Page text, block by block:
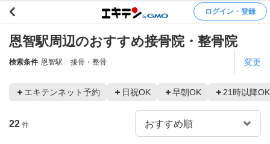
ログイン・登録
恩智駅周辺のおすすめ接骨院・整骨院
検索条件 恩智駅 接骨・整骨 変更
エキテンネット予約 日祝OK 早朝OK 21時以降OK
22 件